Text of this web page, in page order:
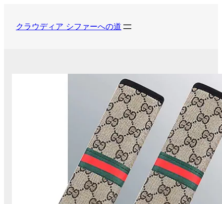
クラウディア シファーへの道